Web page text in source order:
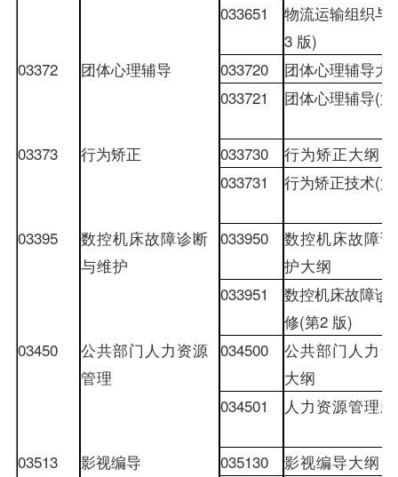
033651
物流运输组织与
3 版)
03372
团体心理辅导 033720
团体心理辅导大
033721
团体心理辅导(
03373 行为矫正 033730
行为矫正大纲
033731
行为矫正技术(
03395
数控机床故障诊断
与维护
033950
数控机床故障
护大纲
033951
数控机床故障诊
修(第2 版)
03450
公共部门人力资源
管理
034500
公共部门人力
大纲
034501
人力资源管理
03513 影视编导 035130
影视编导大纲